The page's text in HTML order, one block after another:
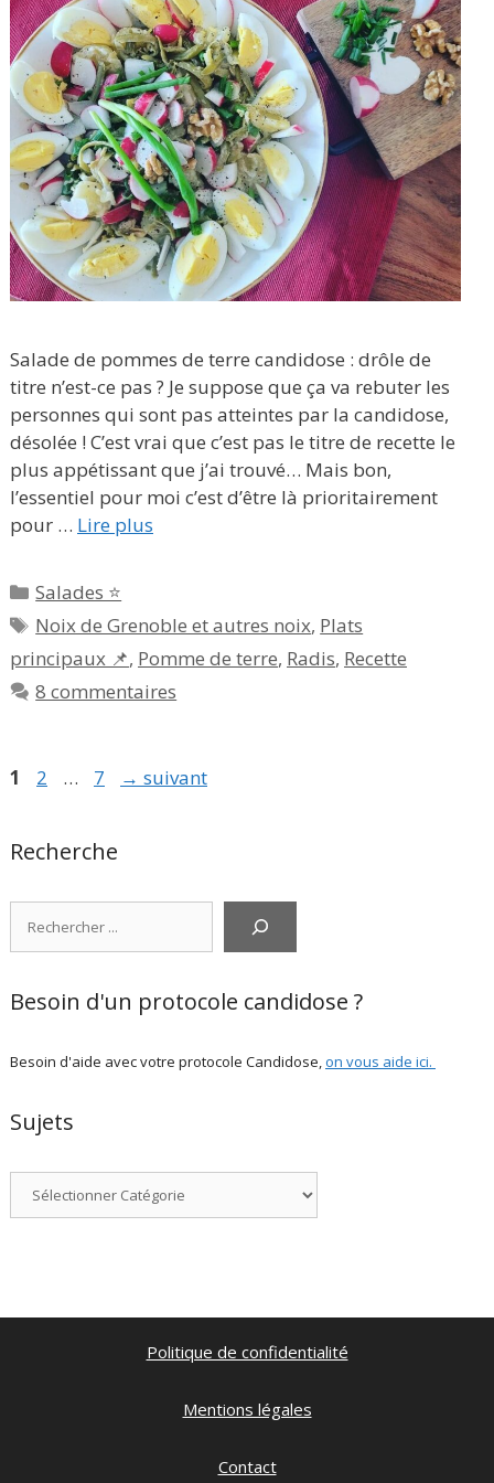
Salade de pommes de terre candidose : drôle de
titre n’est-ce pas ? Je suppose que ça va rebuter les
personnes qui sont pas atteintes par la candidose,
désolée ! C’est vrai que c’est pas le titre de recette le
plus appétissant que j’ai trouvé… Mais bon,
l’essentiel pour moi c’est d’être là prioritairement
pour … Lire plus
Catégories
Salades ⭐
Étiquettes
Noix de Grenoble et autres noix, Plats
principaux 📌, Pomme de terre, Radis, Recette
8 commentaires
Page
1 Page
2 … Page
7 → suivant
Recherche
Besoin d'un protocole candidose ?
Besoin d'aide avec votre protocole Candidose,on vous aide ici.
Sujets
Politique de confidentialité
Mentions légales
Contact